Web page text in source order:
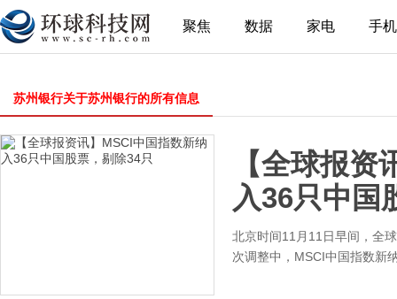
聚焦 数据 家电 手机
苏州银行关于苏州银行的所有信息
【全球报
入36只中国
北京时间11月11日早间，全
次调整中，MSCI中国指数新